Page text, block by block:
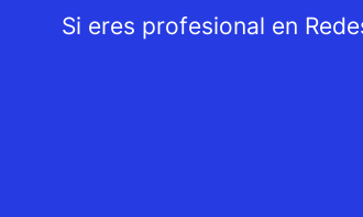
Si eres profesional en